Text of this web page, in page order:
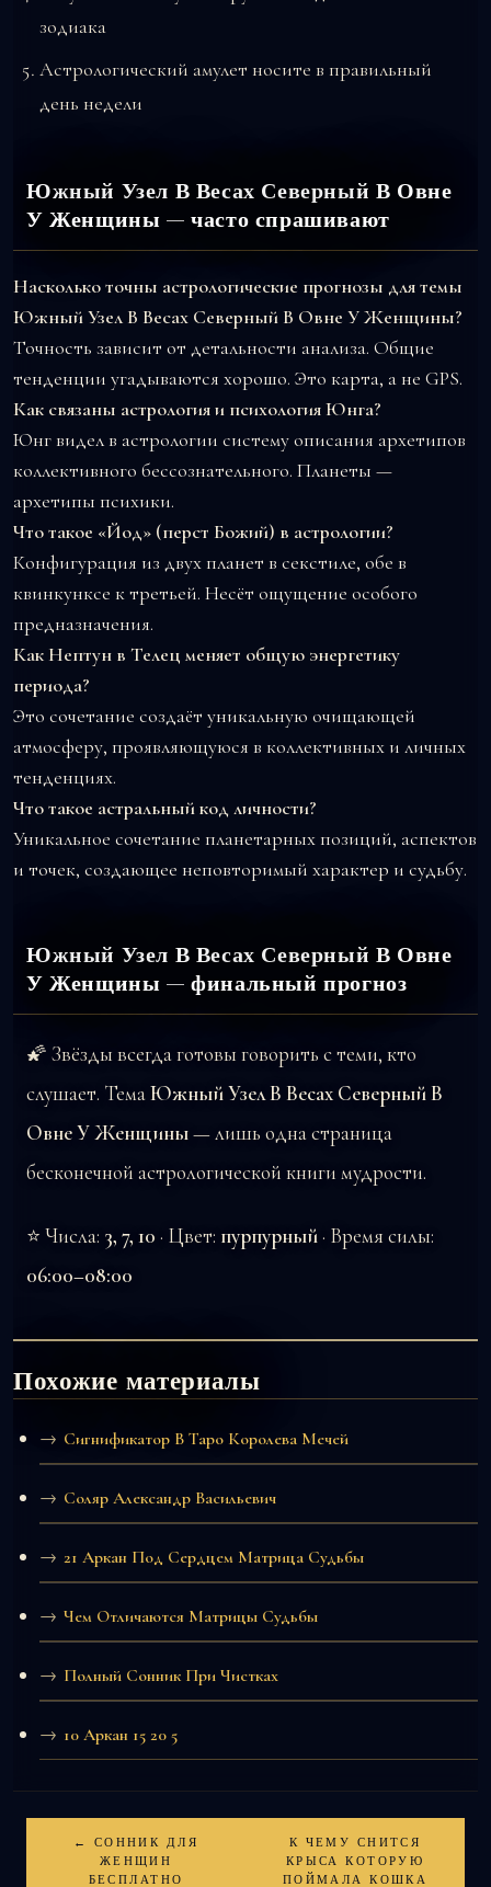
зодиака
Астрологический амулет носите в правильный
день недели
Южный Узел В Весах Северный В Овне
У Женщины — часто спрашивают
Насколько точны астрологические прогнозы для темы
Южный Узел В Весах Северный В Овне У Женщины?
Точность зависит от детальности анализа. Общие
тенденции угадываются хорошо. Это карта, а не GPS.
Как связаны астрология и психология Юнга?
Юнг видел в астрологии систему описания архетипов
коллективного бессознательного. Планеты —
архетипы психики.
Что такое «Йод» (перст Божий) в астрологии?
Конфигурация из двух планет в секстиле, обе в
квинкунксе к третьей. Несёт ощущение особого
предназначения.
Как Нептун в Телец меняет общую энергетику
периода?
Это сочетание создаёт уникальную очищающей
атмосферу, проявляющуюся в коллективных и личных
тенденциях.
Что такое астральный код личности?
Уникальное сочетание планетарных позиций, аспектов
и точек, создающее неповторимый характер и судьбу.
Южный Узел В Весах Северный В Овне
У Женщины — финальный прогноз
🌠 Звёзды всегда готовы говорить с теми, кто
слушает. ТемаЮжный Узел В Весах Северный В
Овне У Женщины— лишь одна страница
бесконечной астрологической книги мудрости.
⭐ Числа: 3, 7, 10 · Цвет: пурпурный· Время силы:
06:00–08:00
Похожие материалы
Сигнификатор В Таро Королева Мечей
Соляр Александр Васильевич
21 Аркан Под Сердцем Матрица Судьбы
Чем Отличаются Матрицы Судьбы
Полный Сонник При Чистках
10 Аркан 15 20 5
← СОННИК ДЛЯ
ЖЕНЩИН
БЕСПЛАТНО
К ЧЕМУ СНИТСЯ
КРЫСА КОТОРУЮ
ПОЙМАЛА КОШКА